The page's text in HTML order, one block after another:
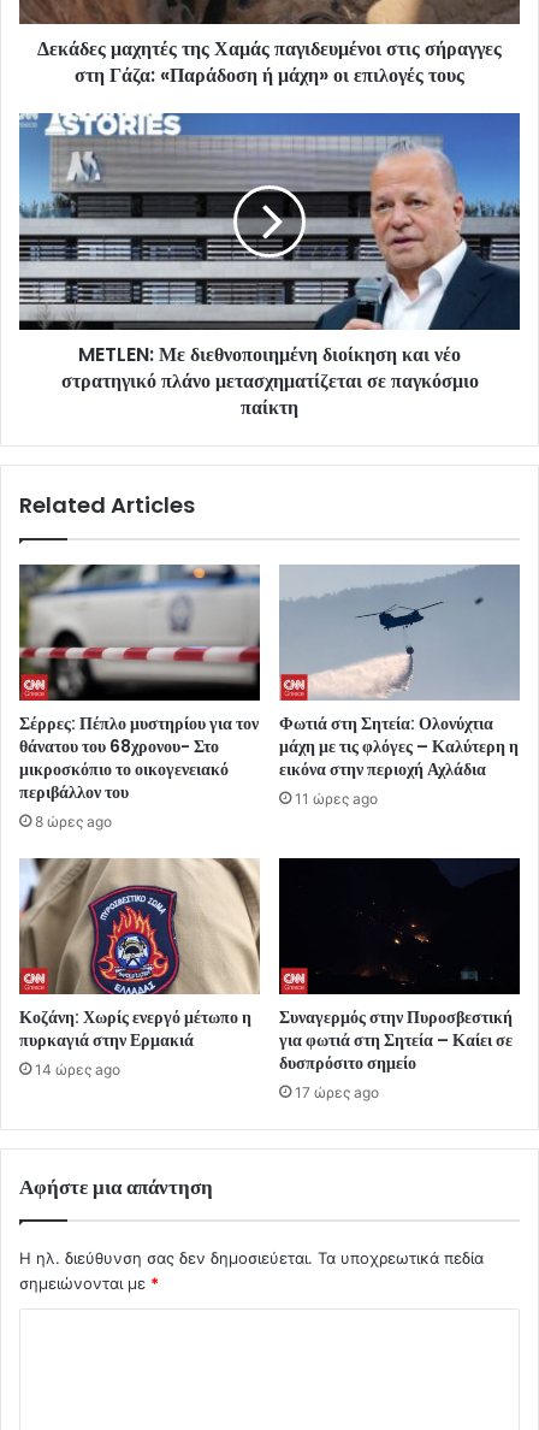
Δεκάδες μαχητές της Χαμάς παγιδευμένοι στις σήραγγες
στη Γάζα: «Παράδοση ή μάχη» οι επιλογές τους
METLEN: Με διεθνοποιημένη διοίκηση και νέο
στρατηγικό πλάνο μετασχηματίζεται σε παγκόσμιο
παίκτη
Related Articles
Σέρρες: Πέπλο μυστηρίου για τον
θάνατου του 68χρονου- Στο
μικροσκόπιο το οικογενειακό
περιβάλλον του
8 ώρες ago
Φωτιά στη Σητεία: Ολονύχτια
μάχη με τις φλόγες – Καλύτερη η
εικόνα στην περιοχή Αχλάδια
11 ώρες ago
Κοζάνη: Χωρίς ενεργό μέτωπο η
πυρκαγιά στην Ερμακιά
14 ώρες ago
Συναγερμός στην Πυροσβεστική
για φωτιά στη Σητεία – Καίει σε
δυσπρόσιτο σημείο
17 ώρες ago
Αφήστε μια απάντηση
Η ηλ. διεύθυνση σας δεν δημοσιεύεται. Τα υποχρεωτικά πεδία
σημειώνονται με *